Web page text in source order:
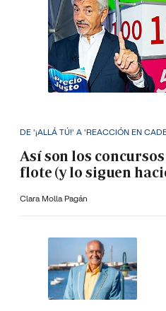
DE '¡ALLÁ TÚ!' A 'REACCIÓN EN
Así son los
flote (y lo siguen
Clara Molla Pagán